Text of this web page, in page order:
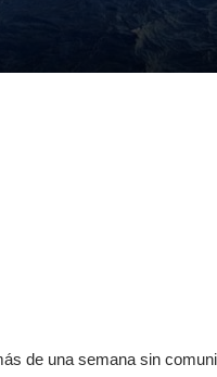
de una semana sin